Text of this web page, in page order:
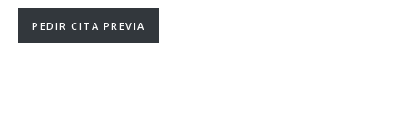
PEDIR CITA PREVIA